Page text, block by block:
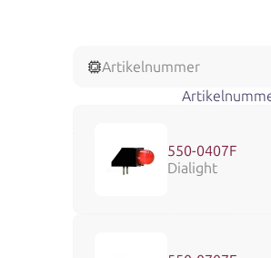
Artikelnummer
550-0407F
Dialight